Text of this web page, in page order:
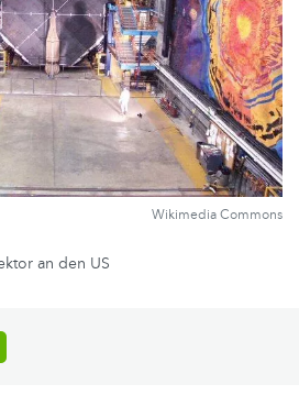
Wikimedia Commons
an den US